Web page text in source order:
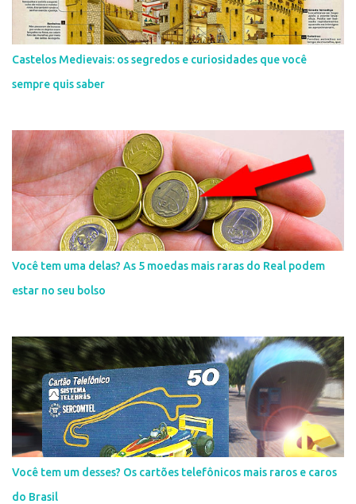
Castelos Medievais: os segredos e curiosidades que você
sempre quis saber
Você tem uma delas? As 5 moedas mais raras do Real podem
estar no seu bolso
Você tem um desses? Os cartões telefônicos mais raros e caros
do Brasil